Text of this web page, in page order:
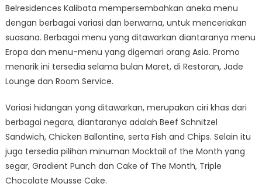
Belresidences Kalibata mempersembahkan aneka menu
dengan berbagai variasi dan berwarna, untuk menceriakan
suasana. Berbagai menu yang ditawarkan diantaranya menu
Eropa dan menu-menu yang digemari orang Asia. Promo
menarik ini tersedia selama bulan Maret, di Restoran, Jade
Lounge dan Room Service.
Variasi hidangan yang ditawarkan, merupakan ciri khas dari
berbagai negara, diantaranya adalah Beef Schnitzel
Sandwich, Chicken Ballontine, serta Fish and Chips. Selain itu
juga tersedia pilihan minuman Mocktail of the Month yang
segar, Gradient Punch dan Cake of The Month, Triple
Chocolate Mousse Cake.